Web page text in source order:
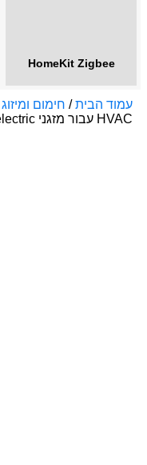
HomeKit Zigbee
עמוד הבית/ חימום ומיזוג
HVAC עבור מזגני VRF mitsubishi electric